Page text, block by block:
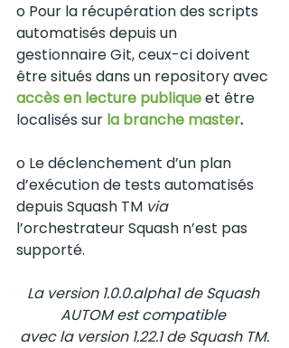
o Pour la récupération des scripts
automatisés depuis un
gestionnaire Git, ceux-ci doivent
être situés dans un repository avec
accès en lecture publique et être
localisés sur la branche master.
o Le déclenchement d’un plan
d’exécution de tests automatisés
depuis Squash TM via
l’orchestrateur Squash n’est pas
supporté.
La version 1.0.0.alpha1 de Squash
AUTOM est compatible
avec la version 1.22.1 de Squash TM.